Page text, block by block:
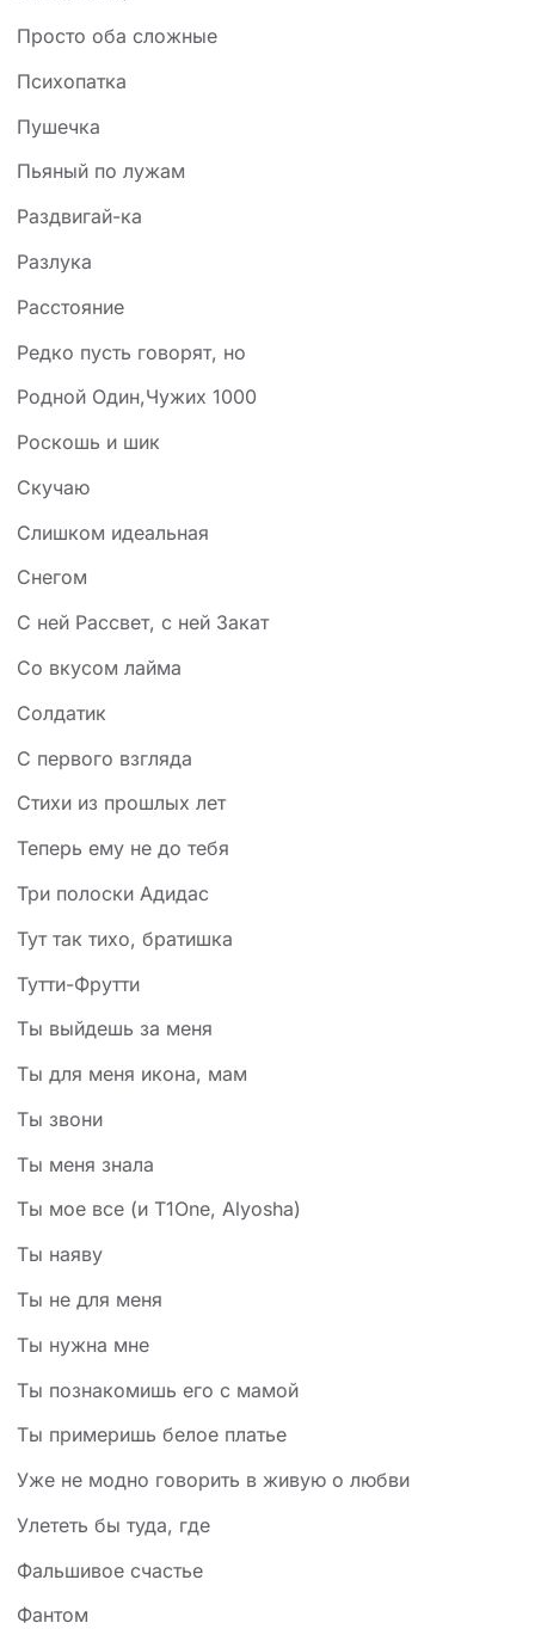
Просто оба сложные
Психопатка
Пушечка
Пьяный по лужам
Раздвигай-ка
Разлука
Расстояние
Редко пусть говорят, но
Родной Один,Чужих 1000
Роскошь и шик
Скучаю
Слишком идеальная
Снегом
С ней Рассвет, с ней Закат
Со вкусом лайма
Солдатик
С первого взгляда
Стихи из прошлых лет
Теперь ему не до тебя
Три полоски Адидас
Тут так тихо, братишка
Тутти-Фрутти
Ты выйдешь за меня
Ты для меня икона, мам
Ты звони
Ты меня знала
Ты мое все (и T1One, Alyosha)
Ты наяву
Ты не для меня
Ты нужна мне
Ты познакомишь его с мамой
Ты примеришь белое платье
Уже не модно говорить в живую о любви
Улететь бы туда, где
Фальшивое счастье
Фантом